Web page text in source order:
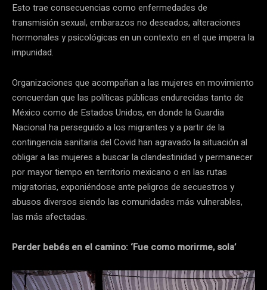
Esto trae consecuencias como enfermedades de
transmisión sexual, embarazos no deseados, alteraciones
hormonales y psicológicas en un contexto en el que impera la
impunidad.
Organizaciones que acompañan a las mujeres en movimiento
concuerdan que las políticas públicas endurecidas tanto de
México como de Estados Unidos, en donde la Guardia
Nacional ha perseguido a los migrantes y a partir de la
contingencia sanitaria del Covid han agravado la situación al
obligar a las mujeres a buscar la clandestinidad y permanecer
por mayor tiempo en territorio mexicano o en las rutas
migratorias, exponiéndose ante peligros de secuestros y
abusos diversos siendo las comunidades más vulnerables,
las más afectadas.
Perder bebés en el camino: ‘Fue como morirme, sola’